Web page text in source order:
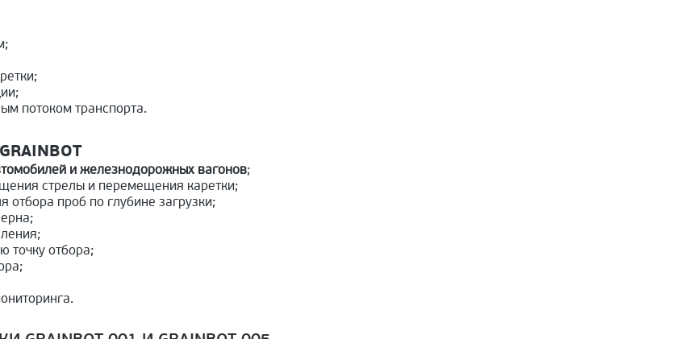
потоком транспорта.
и железнодорожных вагонов;
стрелы и перемещения каретки;
проб по глубине загрузки;
точку отбора;